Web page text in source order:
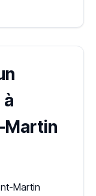
Martin
Martin